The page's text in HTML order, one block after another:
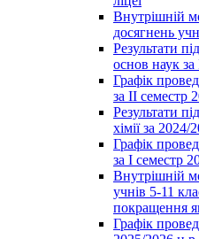
Внутрішній
досягнень
Результати
основ наук за
Графік
за ІІ семестр
Результати
хімії за 2024/
Графік
за І семестр
Внутрішній
учнів 5-11
покращення
Графік